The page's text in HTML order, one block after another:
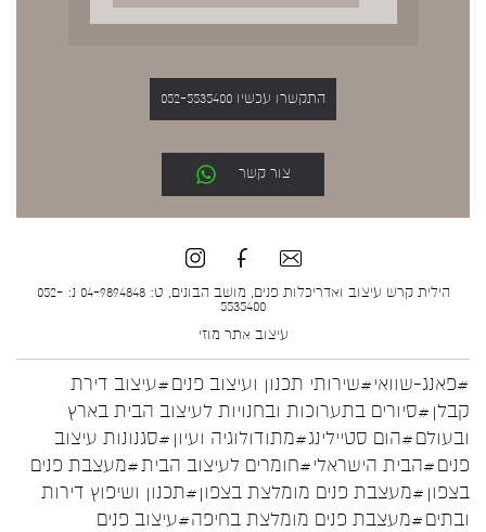
התקשרו עכשיו 052-5535400
צור קשר
הילית קרש עיצוב ואדריכלות פנים, מושב הבונים, ט: 04-9894848 נ: 052-
5535400
עיצוב אתר מוזי
#פאנג-שוואי#שירותי תכנון ועיצוב פנים#עיצוב דירת
קבלן #סיורים בתערוכות ובחנויות לעיצוב הבית בארץ
ובעולם#הום סטיילינג#מתודולוגיה ועיון #סגנונות עיצוב
פנים#הבית הישראלי#חומרים לעיצוב הבית#מעצבת פנים
בצפון #מעצבת פנים מומלצת בצפון#תכנון ושיפוץ דירות
ובתים#מעצבת פנים מומלצת בחיפה#עיצוב פנים